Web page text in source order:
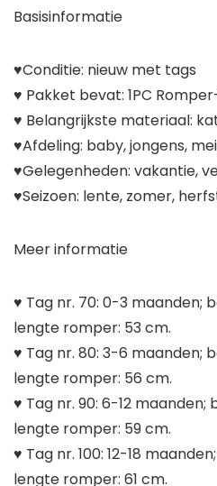
Basisinformatie
♥Conditie: nieuw met tags
♥ Pakket bevat: 1PC
♥ Belangrijkste materiaal:
♥Afdeling: baby, jongens,
♥Gelegenheden: vakantie,
♥Seizoen: lente, zomer,
Meer informatie
♥ Tag nr. 70: 0-3 maanden;
lengte romper: 53 cm.
♥ Tag nr. 80: 3-6 maanden;
lengte romper: 56 cm.
♥ Tag nr. 90: 6-12 maanden;
lengte romper: 59 cm.
♥ Tag nr. 100: 12-18
lengte romper: 61 cm.